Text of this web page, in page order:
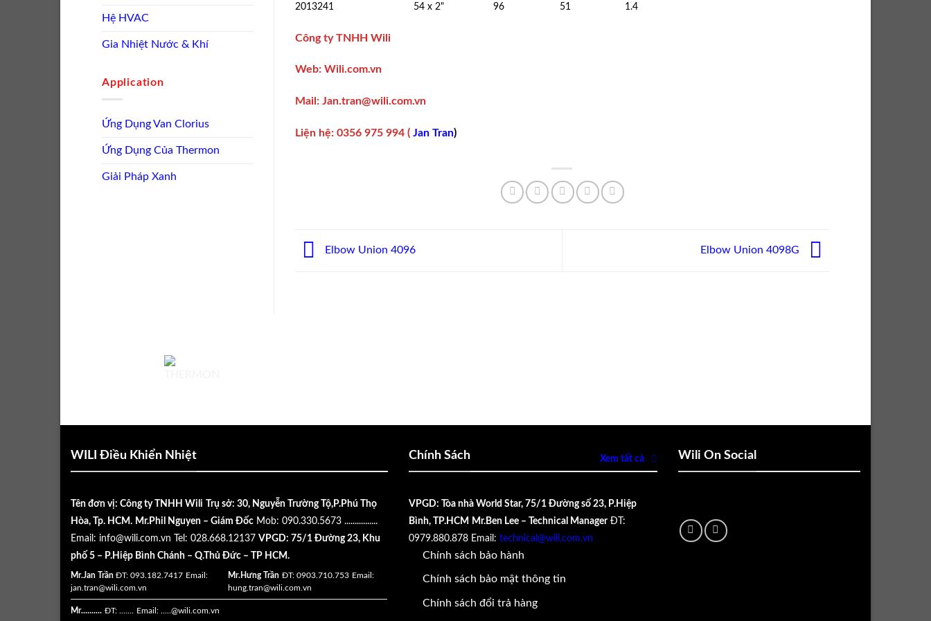
Hệ HVAC
Gia Nhiệt Nước & Khí
Application
Ứng Dụng Van Clorius
Ứng Dụng Của Thermon
Giải Pháp Xanh
2013241 54 x 2" 96 51 1.4
Công ty TNHH Wili
Web: Wili.com.vn
Mail : Jan.tran@wili.com.vn
Liện hệ: 0356 975 994 (Jan Tran)
Elbow Union 4096 Elbow Union 4098G
WILI Điều Khiển Nhiệt
Tên đơn vị: Công ty TNHH Wili Trụ sở: 30, Nguyễn Trường Tộ,P.Phú Thọ
Hòa, Tp. HCM. Mr.Phil Nguyen – Giám Đốc Mob: 090.330.5673 ................
Email: info@wili.com.vn Tel: 028.668.12137 VPGD: 75/1 Đường 23, Khu
phố 5 – P.Hiệp Bình Chánh – Q.Thủ Đức – TP HCM.
Mr.Jan Trần ĐT: 093.182.7417 Email:
jan.tran@wili.com.vn
Mr.Hưng Trần ĐT: 0903.710.753 Email:
hung.tran@wili.com.vn
Mr.......... ĐT: ....... Email: .....@wili.com.vn
Chính Sách Xem tất cả
VPGD: Tòa nhà World Star, 75/1 Đường số 23, P.Hiệp
Bình, TP.HCM Mr.Ben Lee – Technical Manager ĐT:
0979.880.878 Email: technical@wili.com.vn
Chính sách bảo hành
Chính sách bảo mật thông tin
Chính sách đổi trả hàng
Wili On Social